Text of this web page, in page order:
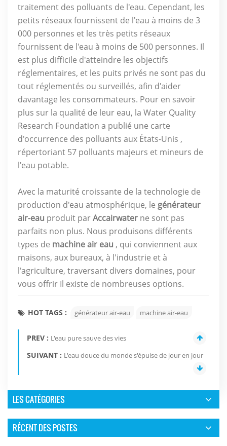
traitement des polluants de l'eau. Cependant, les
petits réseaux fournissent de l'eau à moins de 3
000 personnes et les très petits réseaux
fournissent de l'eau à moins de 500 personnes. Il
est plus difficile d'atteindre les objectifs
réglementaires, et les puits privés ne sont pas du
tout réglementés ou surveillés, afin d'aider
davantage les consommateurs. Pour en savoir
plus sur la qualité de leur eau, la Water Quality
Research Foundation a publié une carte
d'occurrence des polluants aux États-Unis ,
répertoriant 57 polluants majeurs et mineurs de
l'eau potable.
Avec la maturité croissante de la technologie de
production d'eau atmosphérique, le générateur
air-eau produit parAccairwater ne sont pas
parfaits non plus. Nous produisons différents
types de machine air eau , qui conviennent aux
maisons, aux bureaux, à l'industrie et à
l'agriculture, traversant divers domaines, pour
vous offrir Il existe de nombreuses options.
HOT TAGS : générateur air-eau machine air-eau
PREV : L'eau pure sauve des vies
SUIVANT : L'eau douce du monde s'épuise de jour en jour
LES CATÉGORIES
RÉCENT DES POSTES